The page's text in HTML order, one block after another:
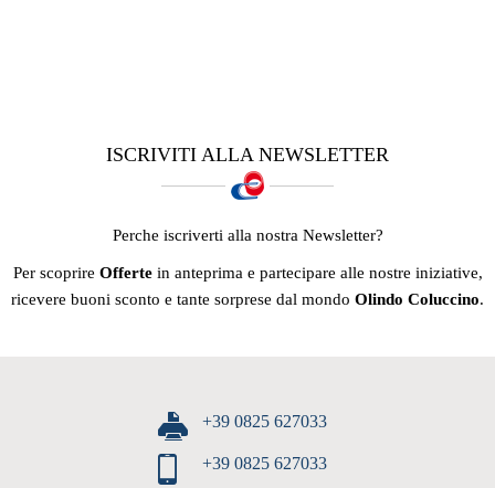
ISCRIVITI ALLA NEWSLETTER
Perche iscriverti alla nostra Newsletter?
Per scoprire Offertein anteprima e partecipare alle nostre iniziative,
ricevere buoni sconto e tante sorprese dal mondo Olindo Coluccino.
+39 0825 627033
+39 0825 627033